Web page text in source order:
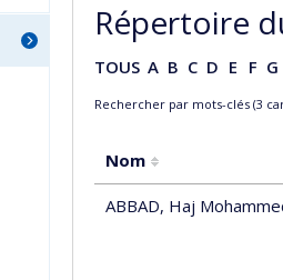
Répertoire
TOUS A B C D E F G
Rechercher par mots-clés (3
Nom
ABBAD, Haj